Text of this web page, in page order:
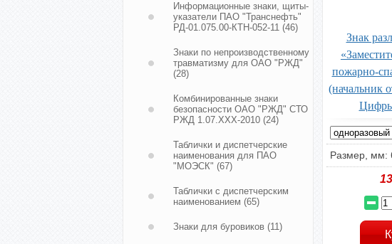
Знак
пожарно-
(начальник
Размер, мм:
Информационные знаки, щиты-
указатели ПАО "Транснефть"
РД-01.075.00-КТН-052-11 (46)
Знаки по непроизводственному
травматизму для ОАО "РЖД"
(28)
Комбинированные знаки
безопасности ОАО "РЖД" СТО
РЖД 1.07.ХХХ-2010 (24)
Таблички и диспетчерские
наименования для ПАО
"МОЭСК" (67)
Таблички с диспетчерским
наименованием (65)
Знаки для буровиков (11)